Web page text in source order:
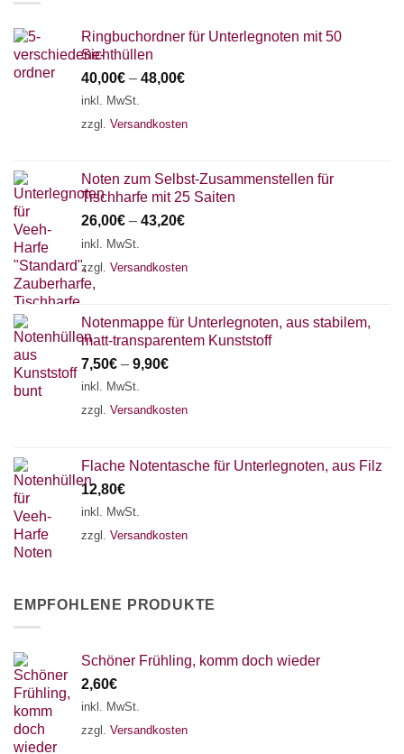
Ringbuchordner für Unterlegnoten mit 50
Sichthüllen
40,00€ – 48,00€
inkl. MwSt.
zzgl. Versandkosten
Noten zum Selbst-Zusammenstellen für
Tischharfe mit 25 Saiten
26,00€ – 43,20€
inkl. MwSt.
zzgl. Versandkosten
Notenmappe für Unterlegnoten, aus stabilem,
matt-transparentem Kunststoff
7,50€ – 9,90€
inkl. MwSt.
zzgl. Versandkosten
Flache Notentasche für Unterlegnoten, aus Filz
12,80€
inkl. MwSt.
zzgl. Versandkosten
EMPFOHLENE PRODUKTE
Schöner Frühling, komm doch wieder
2,60€
inkl. MwSt.
zzgl. Versandkosten